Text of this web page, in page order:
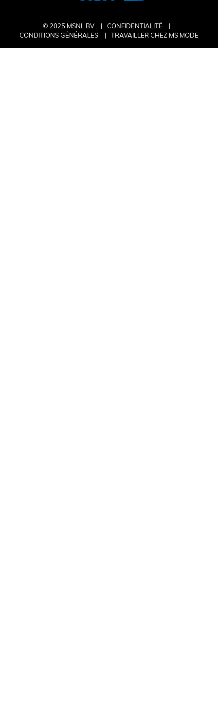
© 2025 MSNL BV
CONFIDENTIALITÉ
CONDITIONS GÉNÉRALES
TRAVAILLER CHEZ MS MODE